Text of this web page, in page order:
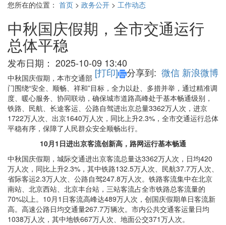
您所在的位置： 首页 > 政务公开 > 工作动态
中秋国庆假期，全市交通运行
总体平稳
发布日期： 2025-10-09 13:40
[打印] 分享到: 微信 新浪微博
中秋国庆假期，本市交通部
门围绕“安全、顺畅、祥和”目标，全力以赴、多措并举，通过精准调
度、暖心服务、协同联动，确保城市道路高峰处于基本畅通级别，
铁路、民航、长途客运、公路自驾进出京总量3362万人次 ，进京
1722万人次、出京1640万人次，同比上升2.3%，全市交通运行总体
平稳有序，保障了人民群众安全顺畅出行。
10月1日进出京客流创新高，路网运行基本畅通
中秋国庆假期，城际交通进出京客流总量达3362万人次，日均420
万人次，同比上升2.3%，其中铁路132.5万人次、民航37.7万人次、
省际客运2.3万人次、公路自驾247.8万人次。铁路客流集中在北京
南站、北京西站、北京丰台站，三站客流占全市铁路总客流量的
70%以上。10月1日客流高峰达489万人次，创国庆假期单日客流新
高。高速公路日均交通量267.7万辆次。市内公共交通客运量日均
1038万人次，其中地铁667万人次、地面公交371万人次。